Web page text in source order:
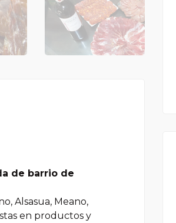
de barrio de
Alsasua, Meano,
en productos y